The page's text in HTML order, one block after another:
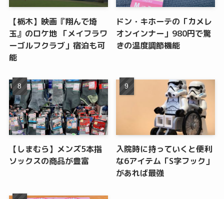
【栃木】映画『翔んで埼
玉』のロケ地 「メイフラワ
ーゴルフクラブ」宿泊も可
能
ドン・キホーテの「カメレ
オンインナー」980円で驚
きの温度調節機能
【しまむら】メンズ5本指
ソックスの商品が豊富
入院時に持っていくと便利
な6アイテム「S字フック」
があれば最強